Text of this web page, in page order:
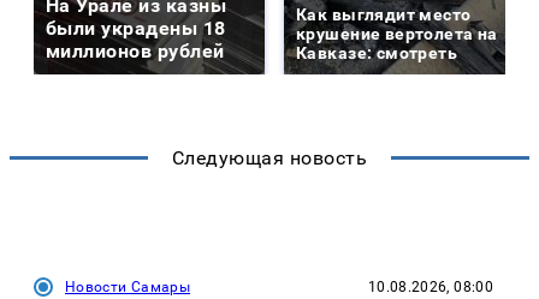
На Урале из казны
были украдены 18
миллионов рублей
Как выглядит место
крушение вертолета на
Кавказе: смотреть
Следующая новость
Новости Самары 10.08.2026, 08:00